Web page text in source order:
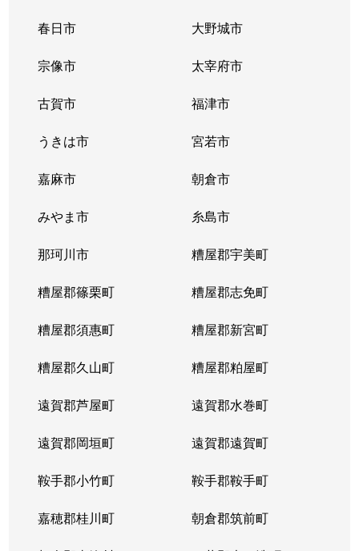
春日市 大野城市
宗像市 太宰府市
古賀市 福津市
うきは市 宮若市
嘉麻市 朝倉市
みやま市 糸島市
那珂川市 糟屋郡宇美町
糟屋郡篠栗町 糟屋郡志免町
糟屋郡須惠町 糟屋郡新宮町
糟屋郡久山町 糟屋郡粕屋町
遠賀郡芦屋町 遠賀郡水巻町
遠賀郡岡垣町 遠賀郡遠賀町
鞍手郡小竹町 鞍手郡鞍手町
嘉穂郡桂川町 朝倉郡筑前町